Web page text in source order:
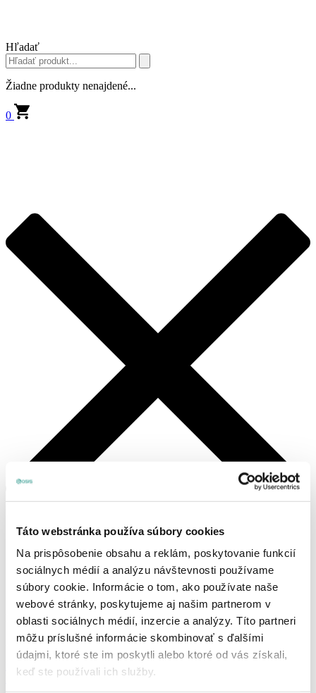
Táto webstránka používa súbory cookies
Na prispôsobenie obsahu a reklám, poskytovanie funkcií
sociálnych médií a analýzu návštevnosti používame
súbory cookie. Informácie o tom, ako používate naše
webové stránky, poskytujeme aj našim partnerom v
oblasti sociálnych médií, inzercie a analýzy. Títo partneri
môžu príslušné informácie skombinovať s ďalšími
údajmi, ktoré ste im poskytli alebo ktoré od vás získali,
keď ste používali ich služby.
Hľadať
Žiadne produkty nenajdené...
0
Košík
Žiadne produkty v košíku.
Prihlásenie, alebo registrácia
Produkty